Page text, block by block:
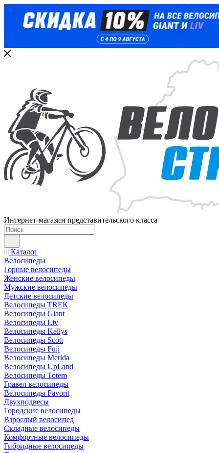
Интернет-магазин представительского класса
Каталог
Велосипеды
Горные велосипеды
Женские велосипеды
Мужские велосипеды
Детские велосипеды
Велосипеды TREK
Велосипеды Giant
Велосипеды Liv
Велосипеды Kellys
Велосипеды Scott
Велосипеды Fuji
Велосипеды Merida
Велосипеды UpLand
Велосипеды Totem
Гравел велосипеды
Велосипеды Favorit
Двухподвесы
Городские велосипеды
Взрослый велосипед
Складные велосипеды
Комфортные велосипеды
Гибридные велосипеды